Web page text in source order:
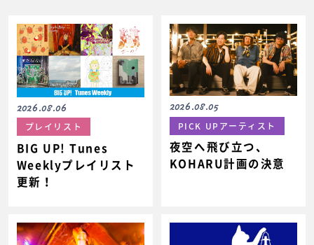
2026.08.06
プレイリスト
BIG UP! Tunes
Weeklyプレイリスト
更新！
2026.08.05
PICK UPアーティスト
夜空へ飛び立つ、
KOHARU計画の決意